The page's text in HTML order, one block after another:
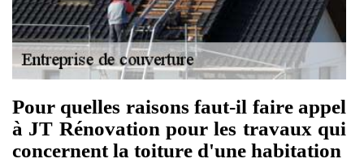
Pour quelles raisons faut-il faire appel
à JT Rénovation pour les travaux qui
concernent la toiture d'une habitation